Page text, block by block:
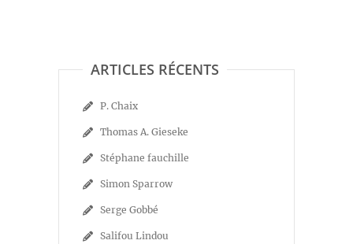
ARTICLES RÉCENTS
P. Chaix
Thomas A. Gieseke
Stéphane fauchille
Simon Sparrow
Serge Gobbé
Salifou Lindou